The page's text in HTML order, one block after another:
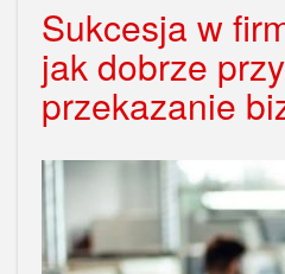
Sukcesja w
jak dobrze
przekazanie